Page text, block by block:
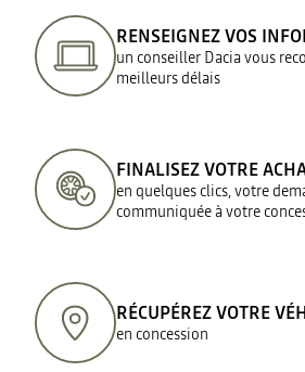
RENSEIGNEZ VOS
un conseiller Dacia vous
meilleurs délais
FINALISEZ VOTRE
en quelques clics, votre
communiquée à votre
RÉCUPÉREZ VOTRE
en concession